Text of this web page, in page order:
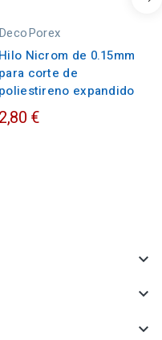
DecoPorex
Hilo Nicrom de 0.15mm
para corte de
poliestireno expandido
2,80 €


